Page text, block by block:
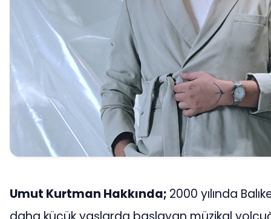
Umut Kurtman Hakkında; 2000 yılında